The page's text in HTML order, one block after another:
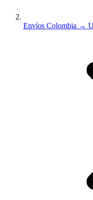
Envíos Colombia →